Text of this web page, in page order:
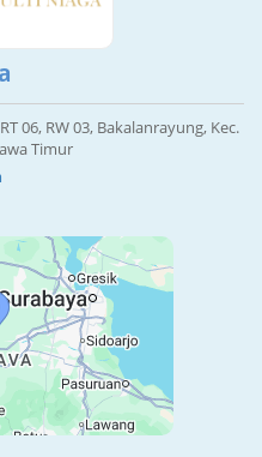
06, RW 03, Bakalanrayung, Kec.
Timur